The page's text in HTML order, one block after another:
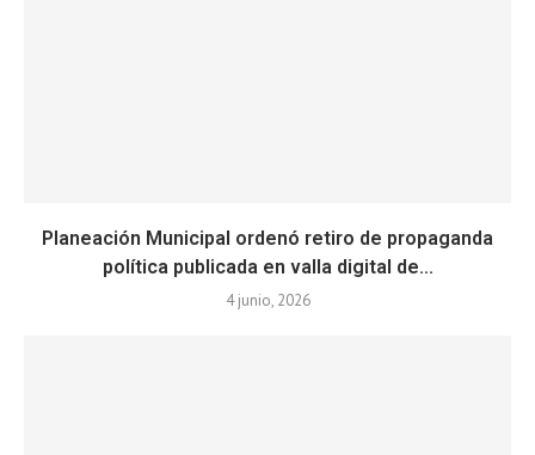
Planeación Municipal ordenó retiro de propaganda
política publicada en valla digital de...
4 junio, 2026